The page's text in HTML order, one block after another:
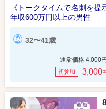
《トークタイムで名刺を提
年収600万円以上の男性
32〜41歳
通常価格 4,000円
初参加 3,000